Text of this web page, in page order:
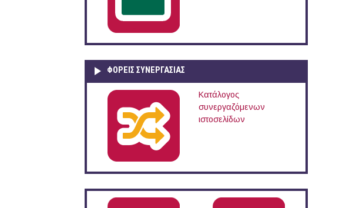
ΦΟΡΕΙΣ ΣΥΝΕΡΓΑΣΙΑΣ
Κατάλογος
συνεργαζόμενων
ιστοσελίδων